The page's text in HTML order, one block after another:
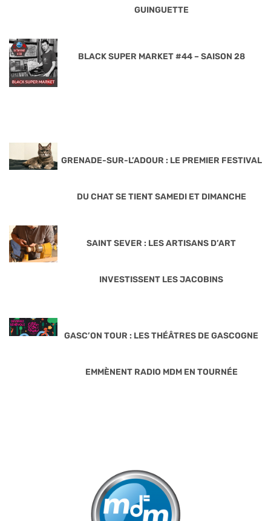
GUINGUETTE
BLACK SUPER MARKET #44 – SAISON 28
GRENADE-SUR-L’ADOUR : LE PREMIER FESTIVAL
DU CHAT SE TIENT SAMEDI ET DIMANCHE
SAINT SEVER : LES ARTISANS D’ART
INVESTISSENT LES JACOBINS
GASC’ON TOUR : LES THÉÂTRES DE GASCOGNE
EMMÈNENT RADIO MDM EN TOURNÉE